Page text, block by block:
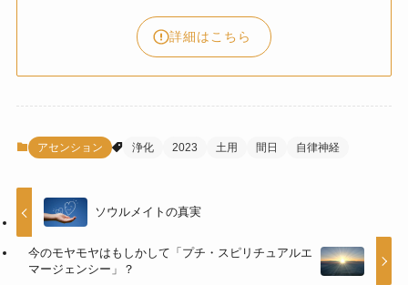
詳細はこちら
アセンション 浄化 2023 土用 間日 自律神経
ソウルメイトの真実
今のモヤモヤはもしかして「プチ・スピリチュアルエ
マージェンシー」？